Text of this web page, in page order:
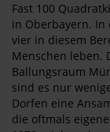
Fast 100
in Oberbayern.
vier in diesem
Menschen leben.
Ballungsraum
sind es nur
Dorfen eine
die oftmals